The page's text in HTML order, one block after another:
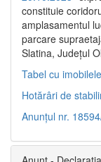
constituie
amplasamentul
parcare
Slatina, Județul
Tabel cu
Hotărâri de
Anunțul nr.